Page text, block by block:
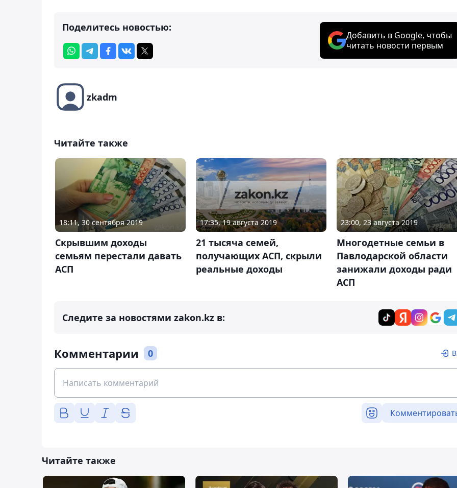
Поделитесь новостью:
Добавить в Google, чтобы
читать новости первым
zkadm
Читайте также
18:11, 30 сентября 2019
Скрывшим доходы
семьям перестали давать
АСП
17:35, 19 августа 2019
21 тысяча семей,
получающих АСП, скрыли
реальные доходы
23:00, 23 августа 2019
Многодетные семьи в
Павлодарской области
занижали доходы ради
АСП
Следите за новостями zakon.kz в:
Комментарии 0
Читайте также